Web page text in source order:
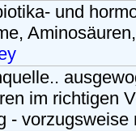
und
im richtigen
-